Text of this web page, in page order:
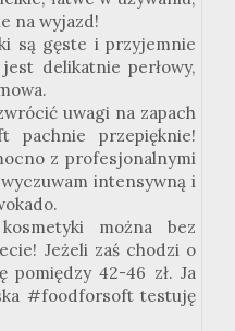
na wyjazd!
są gęste i przyjemnie
delikatnie perłowy,
uwagi na zapach
przepięknie!
z profesjonalnymi
intensywną i
można bez
Jeżeli zaś chodzi o
pomiędzy 42-46 zł. Ja
#foodforsoft testuję